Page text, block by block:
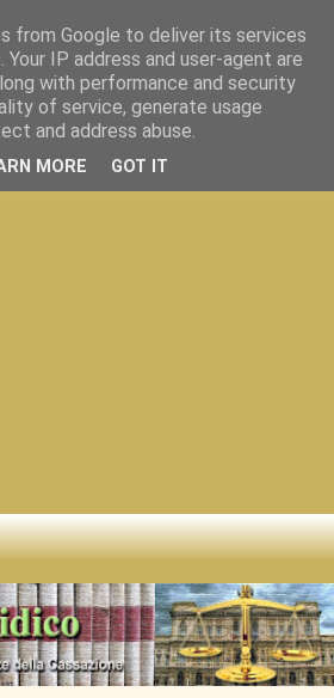
from Google to deliver its services
IP address and user-agent are
with performance and security
of service, generate usage
and address abuse.
MORE GOT IT